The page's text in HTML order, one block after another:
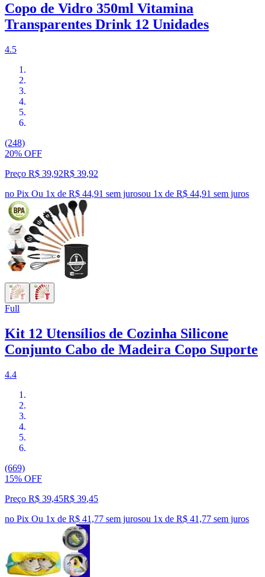
Copo de Vidro 350ml Vitamina
Transparentes Drink 12 Unidades
4.5
(248)
20% OFF
Preço R$ 39,92R$ 39,92
no Pix Ou 1x de R$ 44,91 sem jurosou 1x de R$ 44,91 sem juros
Full
Kit 12 Utensílios de Cozinha Silicone
Conjunto Cabo de Madeira Copo Suporte
4.4
(669)
15% OFF
Preço R$ 39,45R$ 39,45
no Pix Ou 1x de R$ 41,77 sem jurosou 1x de R$ 41,77 sem juros